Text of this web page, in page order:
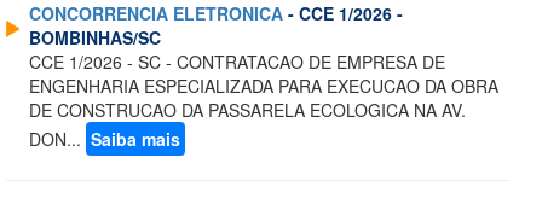
CONCORRENCIA ELETRONICA - CCE 1/2026 -
BOMBINHAS/SC
CCE 1/2026 - SC - CONTRATACAO DE EMPRESA DE
ENGENHARIA ESPECIALIZADA PARA EXECUCAO DA OBRA
DE CONSTRUCAO DA PASSARELA ECOLOGICA NA AV.
DON... Saiba mais